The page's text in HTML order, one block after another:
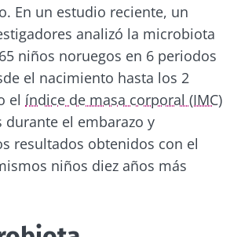
En un estudio reciente, un
analizó la microbiota
niños noruegos en 6 periodos
el nacimiento hasta los 2
el índice de masa corporal (IMC)
durante el embarazo y
resultados obtenidos con el
niños diez años más